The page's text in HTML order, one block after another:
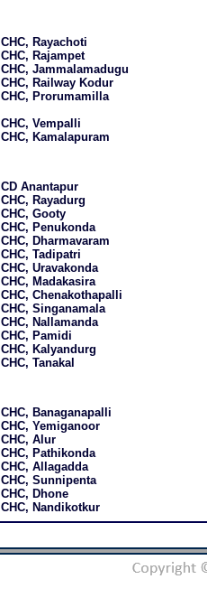
CHC, Rayachoti
CHC, Rajampet
CHC, Jammalamadugu
CHC, Railway Kodur
CHC, Prorumamilla
CHC, Vempalli
CHC, Kamalapuram
CD Anantapur
CHC, Rayadurg
CHC, Gooty
CHC, Penukonda
CHC, Dharmavaram
CHC, Tadipatri
CHC, Uravakonda
CHC, Madakasira
CHC, Chenakothapalli
CHC, Singanamala
CHC, Nallamanda
CHC, Pamidi
CHC, Kalyandurg
CHC, Tanakal
CHC, Banaganapalli
CHC, Yemiganoor
CHC, Alur
CHC, Pathikonda
CHC, Allagadda
CHC, Sunnipenta
CHC, Dhone
CHC, Nandikotkur